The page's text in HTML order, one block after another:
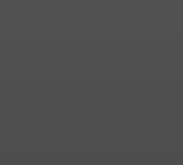
Эл приняло участие в
Эл продолжает